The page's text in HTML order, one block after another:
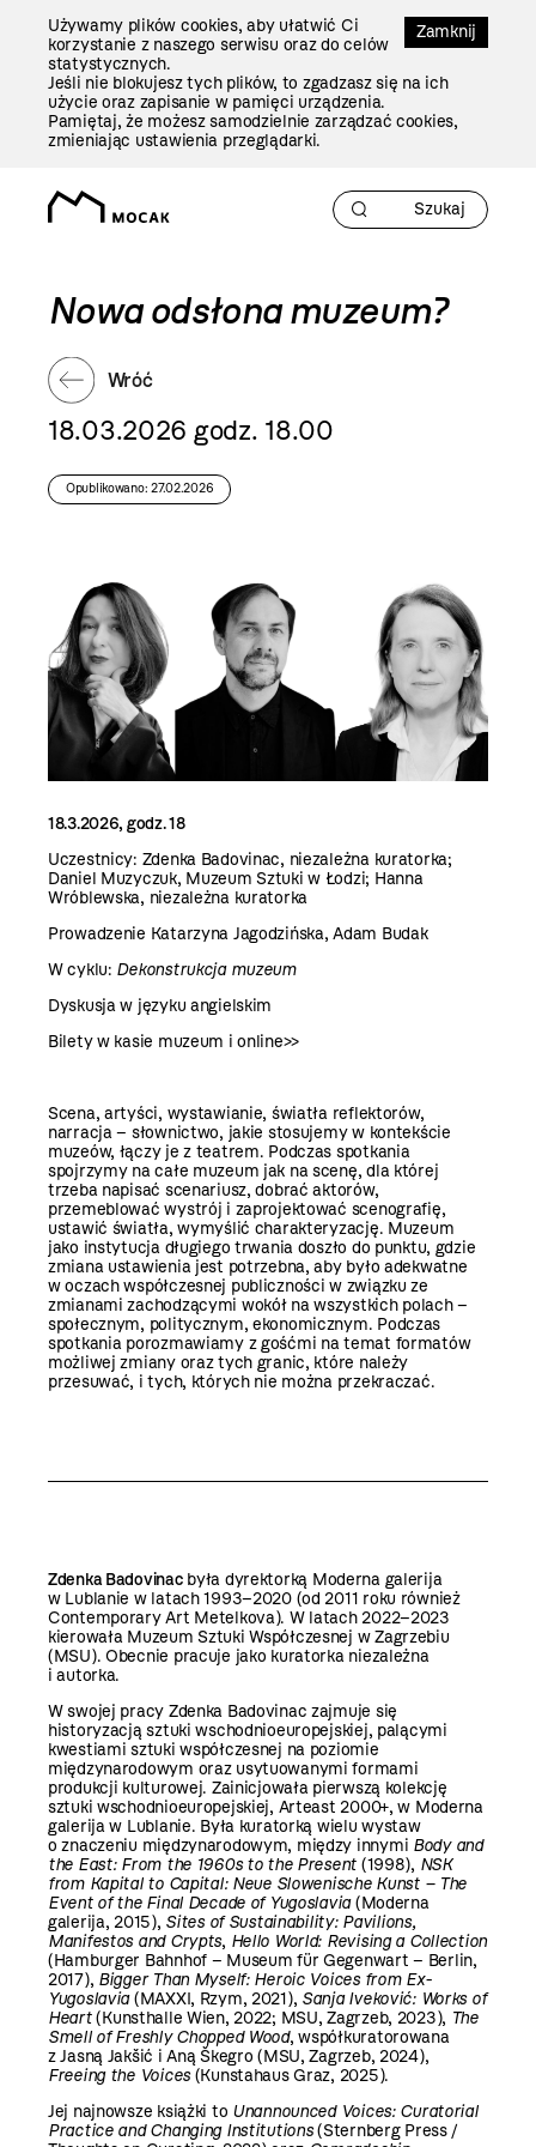
Zamknij
Używamy plików cookies, aby ułatwić Ci
korzystanie z naszego serwisu oraz do celów
statystycznych.
Jeśli nie blokujesz tych plików, to zgadzasz się na ich
użycie oraz zapisanie w pamięci urządzenia.
Pamiętaj, że możesz samodzielnie zarządzać cookies,
zmieniając ustawienia przeglądarki.
Nowa odsłona muzeum?
Wróć
18.03.2026 godz. 18.00
Opublikowano: 27.02.2026
18.3.2026, godz. 18
Uczestnicy: Zdenka Badovinac, niezależna kuratorka;
Daniel Muzyczuk, Muzeum Sztuki w Łodzi; Hanna
Wróblewska, niezależna kuratorka
Prowadzenie Katarzyna Jagodzińska, Adam Budak
W cyklu: Dekonstrukcja muzeum
Dyskusja w języku angielskim
Bilety w kasie muzeum ionline>>
Scena, artyści, wystawianie, światła reflektorów,
narracja – słownictwo, jakie stosujemy w kontekście
muzeów, łączy je z teatrem. Podczas spotkania
spojrzymy na całe muzeum jak na scenę, dla której
trzeba napisać scenariusz, dobrać aktorów,
przemeblować wystrój i zaprojektować scenografię,
ustawić światła, wymyślić charakteryzację. Muzeum
jako instytucja długiego trwania doszło do punktu, gdzie
zmiana ustawienia jest potrzebna, aby było adekwatne
w oczach współczesnej publiczności w związku ze
zmianami zachodzącymi wokół na wszystkich polach –
społecznym, politycznym, ekonomicznym. Podczas
spotkania porozmawiamy z gośćmi na temat formatów
możliwej zmiany oraz tych granic, które należy
przesuwać, i tych, których nie można przekraczać.
Zdenka Badovinac była dyrektorką Moderna galerija
w Lublanie w latach 1993–2020 (od 2011 roku również
Contemporary Art Metelkova). W latach 2022–2023
kierowała Muzeum Sztuki Współczesnej w Zagrzebiu
(MSU). Obecnie pracuje jako kuratorka niezależna
i autorka.
W swojej pracy Zdenka Badovinac zajmuje się
historyzacją sztuki wschodnioeuropejskiej, palącymi
kwestiami sztuki współczesnej na poziomie
międzynarodowym oraz usytuowanymi formami
produkcji kulturowej. Zainicjowała pierwszą kolekcję
sztuki wschodnioeuropejskiej, Arteast 2000+, w Moderna
galerija w Lublanie. Była kuratorką wielu wystaw
o znaczeniu międzynarodowym, między innymi Body and
the East: From the 1960s to the Present (1998), NSK
from Kapital to Capital: Neue Slowenische Kunst – The
Event of the Final Decade of Yugoslavia(Moderna
galerija, 2015), Sites of Sustainability: Pavilions,
Manifestos and Crypts, Hello World: Revising a Collection
(Hamburger Bahnhof – Museum für Gegenwart – Berlin,
2017), Bigger Than Myself: Heroic Voices from Ex-
Yugoslavia(MAXXI, Rzym, 2021), Sanja Iveković: Works of
Heart(Kunsthalle Wien, 2022; MSU, Zagrzeb, 2023), The
Smell of Freshly Chopped Wood, współkuratorowana
z Jasną Jakšić i Aną Škegro (MSU, Zagrzeb, 2024),
Freeing the Voices(Kunstahaus Graz, 2025).
Jej najnowsze książki to Unannounced Voices: Curatorial
Practice and Changing Institutions(Sternberg Press /